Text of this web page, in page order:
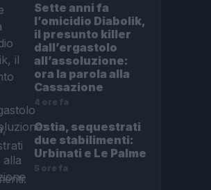
Sette anni fa
l’omicidio Diabolik,
il presunto killer
dall’ergastolo
all’assoluzione:
ora la parola alla
Cassazione
4 ore fa
Ostia, sequestrati
due stabilimenti:
Urbinati e Le Palme
5 ore fa